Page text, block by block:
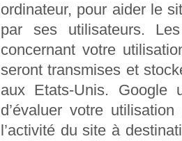
ordinateur, pour aider le
par ses utilisateurs.
concernant votre
seront transmises et
aux Etats-Unis. Google
d’évaluer votre
l’activité du site à